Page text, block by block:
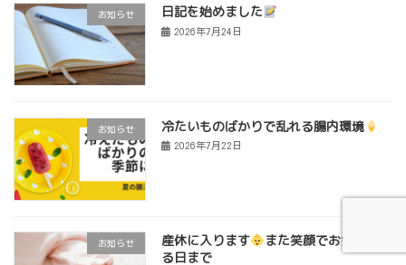
お知らせ 日記を始めました
2026年7月24日
お知らせ 冷たいものばかりで乱れる腸内環境
2026年7月22日
お知らせ 産休に入ります
また笑顔でお会いでき
る日まで